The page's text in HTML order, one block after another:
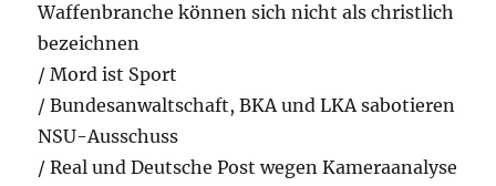
Waffenbranche können sich nicht als christlich
bezeichnen
/ Mord ist Sport
/ Bundesanwaltschaft, BKA und LKA sabotieren
NSU-Ausschuss
/ Real und Deutsche Post wegen Kameraanalyse